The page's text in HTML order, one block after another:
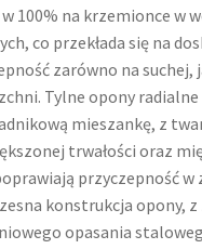
100% na krzemionce w
co przekłada się na
zarówno na suchej,
Tylne opony radialne
mieszankę, z
trwałości oraz
przyczepność w
konstrukcja opony,
opasania